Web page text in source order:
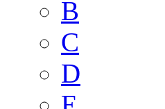
B
C
D